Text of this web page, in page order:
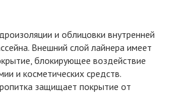
и облицовки внутренней
Внешний слой лайнера имеет
блокирующее воздействие
и косметических средств.
защищает покрытие от